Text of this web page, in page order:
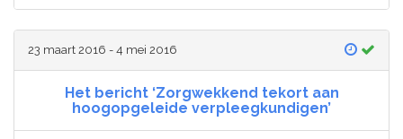
23 maart 2016 - 4 mei 2016
Het bericht ‘Zorgwekkend tekort aan
hoogopgeleide verpleegkundigen’